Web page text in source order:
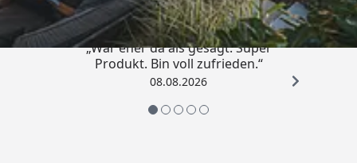
„War eher da als gesagt. Super
Produkt. Bin voll zufrieden.“
08.08.2026